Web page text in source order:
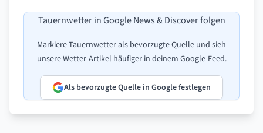
Tauernwetter in Google News & Discover folgen
Markiere Tauernwetter als bevorzugte Quelle und sieh
unsere Wetter-Artikel häufiger in deinem Google‑Feed.
Als bevorzugte Quelle in Google festlegen